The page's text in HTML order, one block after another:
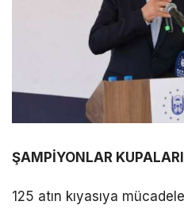
ŞAMPİYONLAR
125 atın kıyasıya